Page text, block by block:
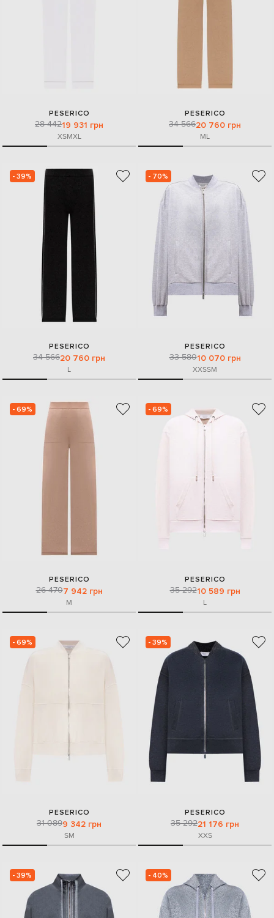
PESERICO
28 44219 931 грн
XSMXL
PESERICO
34 56620 760 грн
ML
- 39%
PESERICO
34 56620 760 грн
L
- 70%
PESERICO
33 58010 070 грн
XXSSM
- 69%
PESERICO
26 4707 942 грн
M
- 69%
PESERICO
35 29210 589 грн
L
- 69%
PESERICO
31 0899 342 грн
SM
- 39%
PESERICO
35 29221 176 грн
XXS
- 39% - 40%